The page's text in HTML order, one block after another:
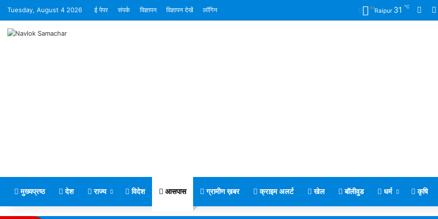
Tuesday, August 4 2026 ई पेपर संपर्क विज्ञापन विज्ञापन देखें लॉगिन Raipur 31 ℃
मुख्यप्रष्ठ देश राज्य विदेश आसपास ग्रामीण ख़बर क्राइम अलर्ट खेल बॉलीवुड धर्म कृषि